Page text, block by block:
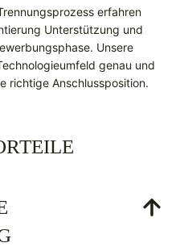
erfahren
Unterstützung und
Unsere
genau und
richtige Anschlussposition.